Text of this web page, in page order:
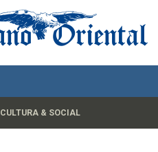
CULTURA & SOCIAL